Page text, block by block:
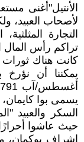
الأنتيل"أغنى
لأصحاب العبيد،
التجارة
تراكم رأس المال
كانت هناك ثورات
يسمى بوا
السكر والعبيد
حيث عاشوا
إشراف بوكمان،